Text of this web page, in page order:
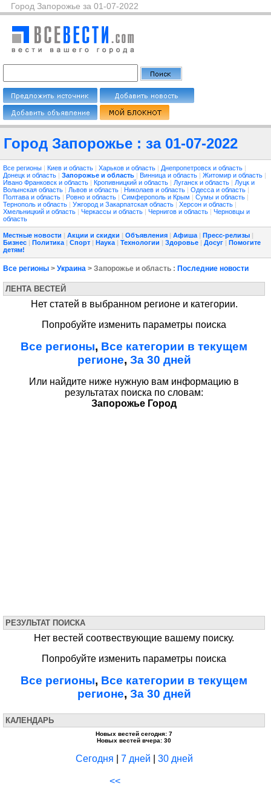
Город Запорожье за 01-07-2022
Город Запорожье : за 01-07-2022
Все регионы | Киев и область | Харьков и область | Днепропетровск и область |
Донецк и область | Запорожье и область | Винница и область | Житомир и область |
Ивано Франковск и область | Кропивницкий и область | Луганск и область | Луцк и
Волынская область | Львов и область | Николаев и область | Одесса и область |
Полтава и область | Ровно и область | Симферополь и Крым | Сумы и область |
Тернополь и область | Ужгород и Закарпатская область | Херсон и область |
Хмельницкий и область | Черкассы и область | Чернигов и область | Черновцы и
область
Местные новости | Акции и скидки | Объявления | Афиша | Пресс-релизы |
Бизнес | Политика | Спорт | Наука | Технологии | Здоровье | Досуг | Помогите
детям!
Все регионы > Украина > Запорожье и область : Последние новости
ЛЕНТА ВЕСТЕЙ
Нет статей в выбранном регионе и категории.
Попробуйте изменить параметры поиска
Все регионы, Все категории в текущем
регионе, За 30 дней
Или найдите ниже нужную вам информацию в
результатах поиска по словам:
Запорожье Город
РЕЗУЛЬТАТ ПОИСКА
Нет вестей соотвествующие вашему поиску.
Попробуйте изменить параметры поиска
Все регионы, Все категории в текущем
регионе, За 30 дней
КАЛЕНДАРЬ
Новых вестей сегодня: 7
Новых вестей вчера: 30
Сегодня 7 дней 30 дней
<<